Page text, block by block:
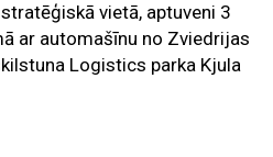
vietā, aptuveni 3
ar automašīnu no Zviedrijas
Logistics parka Kjula